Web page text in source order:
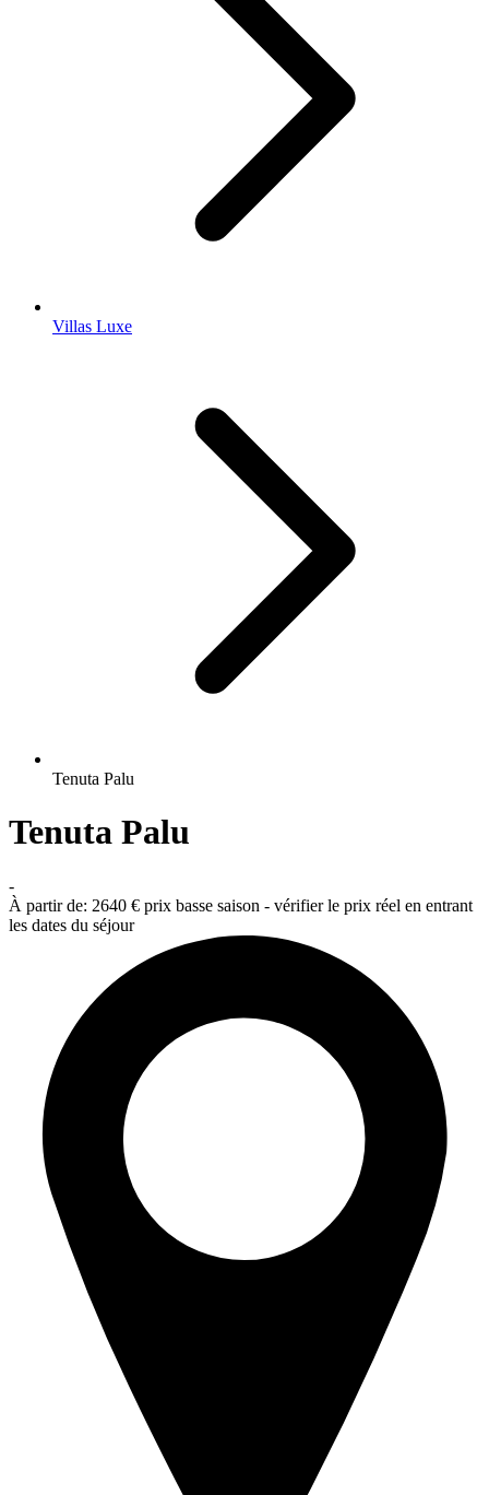
Villas Luxe
Tenuta Palu
Tenuta Palu
-
À partir de: 2640 € prix basse saison - vérifier le prix réel en entrant
les dates du séjour